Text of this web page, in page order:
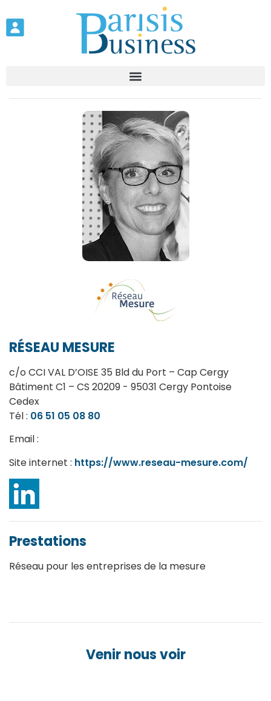
RÉSEAU MESURE
c/o CCI VAL D’OISE 35 Bld du Port – Cap Cergy
Bâtiment C1 – CS 20209 - 95031 Cergy Pontoise
Cedex
Tél : 06 51 05 08 80
Email :
Site internet : https://www.reseau-mesure.com/
Prestations
Réseau pour les entreprises de la mesure
Venir nous voir